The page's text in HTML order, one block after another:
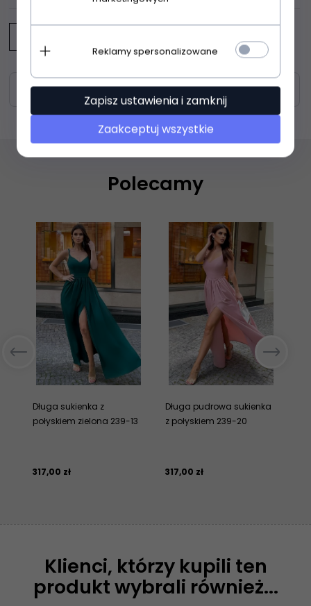
Zasoby dotyczące bezpieczeństwa i produktów
Polecamy
Długa sukienka z
połyskiem zielona 239-13
317,00 zł
Długa pudrowa sukienka
z połyskiem 239-20
317,00 zł
Klienci, którzy kupili ten
produkt wybrali również...
Reklamy spersonalizowane
Zapisz ustawienia i zamknij
Zaakceptuj wszystkie